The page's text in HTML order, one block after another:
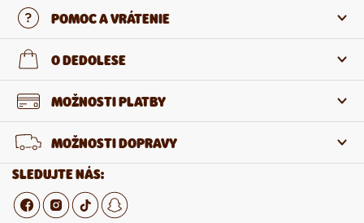
POMOC A VRÁTENIE
Kontaktujte nás
Vrátenie a reklamácia
Odstúpenie od zmluvy
O DEDOLESE
O nás
Veľkoobchod
Kariéra v Dedoles
MOŽNOSTI PLATBY
MOŽNOSTI DOPRAVY
SLEDUJTE NÁS: